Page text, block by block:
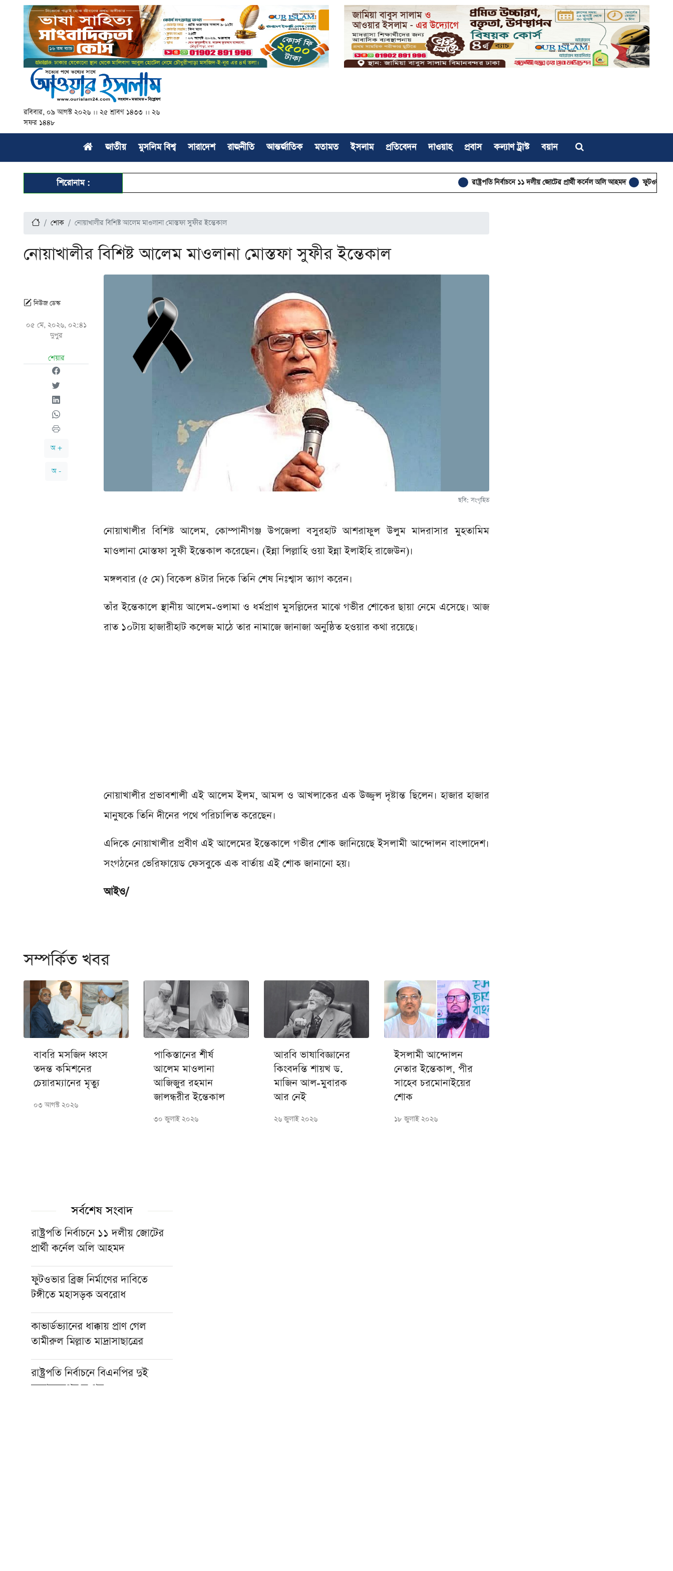
রবিবার, ০৯ আগস্ট ২০২৬ ।। ২৫ শ্রাবণ ১৪৩৩ ।। ২৬
সফর ১৪৪৮
জাতীয় মুসলিম বিশ্ব সারাদেশ রাজনীতি আন্তর্জাতিক মতামত ইসলাম প্রতিবেদন দাওয়াহ প্রবাস কল্যাণ ট্রাস্ট বয়ান
শিরোনাম : রাষ্ট্রপতি নির্বাচনে ১১ দলীয় জোটের প্রার্থী কর্নেল অলি আহমদ ফুটওভার ব্রিজ
শোক নোয়াখালীর বিশিষ্ট আলেম মাওলানা মোস্তফা সুফীর ইন্তেকাল
নোয়াখালীর বিশিষ্ট আলেম মাওলানা মোস্তফা সুফীর ইন্তেকাল
নিউজ ডেস্ক
০৫ মে, ২০২৬, ০২:৪১
দুপুর
শেয়ার
অ +
অ -
ছবি: সংগৃহিত
নোয়াখালীর বিশিষ্ট আলেম, কোম্পানীগঞ্জ উপজেলা বসুরহাট আশরাফুল উলুম মাদরাসার মুহতামিম
মাওলানা মোস্তফা সুফী ইন্তেকাল করেছেন। (ইন্না লিল্লাহি ওয়া ইন্না ইলাইহি রাজেউন)।
মঙ্গলবার (৫ মে) বিকেল ৪টার দিকে তিনি শেষ নিঃশ্বাস ত্যাগ করেন।
তাঁর ইন্তেকালে স্থানীয় আলেম-ওলামা ও ধর্মপ্রাণ মুসল্লিদের মাঝে গভীর শোকের ছায়া নেমে এসেছে। আজ
রাত ১০টায় হাজারীহাট কলেজ মাঠে তার নামাজে জানাজা অনুষ্ঠিত হওয়ার কথা রয়েছে।
নোয়াখালীর প্রভাবশালী এই আলেম ইলম, আমল ও আখলাকের এক উজ্জ্বল দৃষ্টান্ত ছিলেন। হাজার হাজার
মানুষকে তিনি দীনের পথে পরিচালিত করেছেন।
এদিকে নোয়াখালীর প্রবীণ এই আলেমের ইন্তেকালে গভীর শোক জানিয়েছে ইসলামী আন্দোলন বাংলাদেশ।
সংগঠনের ভেরিফায়েড ফেসবুকে এক বার্তায় এই শোক জানানো হয়।
আইও/
সম্পর্কিত খবর
বাবরি মসজিদ ধ্বংস
তদন্ত কমিশনের
চেয়ারম্যানের মৃত্যু
০৩ আগস্ট ২০২৬
পাকিস্তানের শীর্ষ
আলেম মাওলানা
আজিজুর রহমান
জালন্ধরীর ইন্তেকাল
৩০ জুলাই ২০২৬
আরবি ভাষাবিজ্ঞানের
কিংবদন্তি শায়খ ড.
মাজিন আল-মুবারক
আর নেই
২৬ জুলাই ২০২৬
ইসলামী আন্দোলন
নেতার ইন্তেকাল, পীর
সাহেব চরমোনাইয়ের
শোক
১৮ জুলাই ২০২৬
সর্বশেষ সংবাদ
রাষ্ট্রপতি নির্বাচনে ১১ দলীয় জোটের
প্রার্থী কর্নেল অলি আহমদ
ফুটওভার ব্রিজ নির্মাণের দাবিতে
টঙ্গীতে মহাসড়ক অবরোধ
কাভার্ডভ্যানের ধাক্কায় প্রাণ গেল
তামীরুল মিল্লাত মাদ্রাসাছাত্রের
রাষ্ট্রপতি নির্বাচনে বিএনপির দুই
মনোনয়নপত্র সংগ্রহ